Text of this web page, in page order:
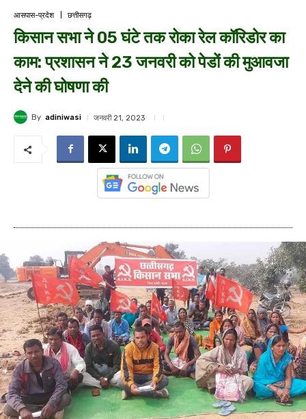
आसपास-प्रदेश छत्तीसगढ़
किसान सभा ने 05 घंटे तक रोका रेल कॉरिडोर का
काम: प्रशासन ने 23 जनवरी को पेडों की मुआवजा
देने की घोषणा की
By adiniwasi जनवरी 21, 2023